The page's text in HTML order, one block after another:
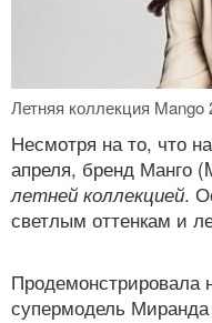
Летняя коллекция Mango
Несмотря на то, что
апреля, бренд Манго
летней коллекцией.
светлым оттенкам и
Продемонстрировала
супермодель